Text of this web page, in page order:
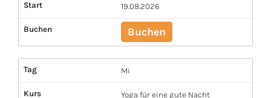
Start 19.08.2026
Buchen Buchen
Tag Mi
Kurs Yoga für eine gute Nacht